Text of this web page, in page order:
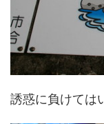
誘惑に負けては